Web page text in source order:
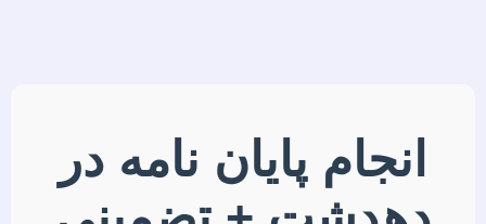
انجام پایان نامه در